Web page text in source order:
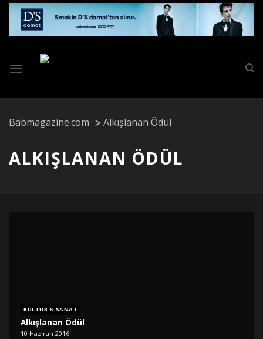
Skip
content
Babmagazine.com Alkışlanan Ödül
ALKIŞLANAN ÖDÜL
KÜLTÜR & SANAT
Alkışlanan Ödül
10 Haziran 2016